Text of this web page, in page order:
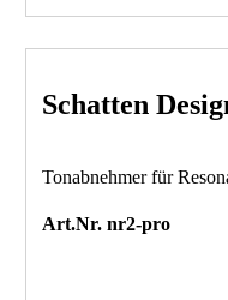
Schatten
Tonabnehmer für
Art.Nr. nr2-pro